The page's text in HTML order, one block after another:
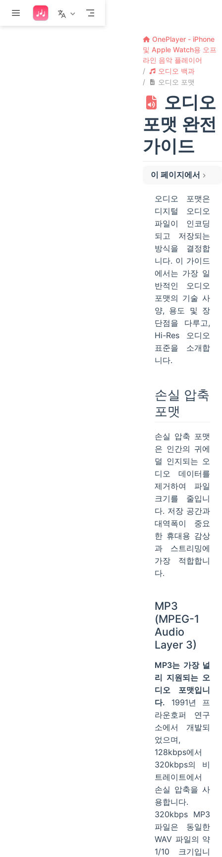
본문으로 건너뛰기
OnePlayer - iPhone
및 Apple Watch용 오프
라인 음악 플레이어
오디오 백과
오디오 포맷
오디오
포맷 완전
가이드
이 페이지에서
OGG (Vorbis)
Opus
무손실 포맷
DSD (Direct Stream Digital)
DSF와 DFF
Hi-Res 오디오 표준
오디오 포맷은
디지털 오디오
파일이 인코딩
되고 저장되는
방식을 결정합
니다. 이 가이드
에서는 가장 일
반적인 오디오
포맷의 기술 사
양, 용도 및 장
단점을 다루고,
Hi-Res 오디오
표준을 소개합
니다.
손실 압축
포맷
손실 압축 포맷
은 인간의 귀에
덜 인지되는 오
디오 데이터를
제거하여 파일
크기를 줄입니
다. 저장 공간과
대역폭이 중요
한 휴대용 감상
과 스트리밍에
가장 적합합니
다.
MP3
(MPEG-1
Audio
Layer 3)
MP3는 가장 널
리 지원되는 오
디오 포맷입니
다. 1991년 프
라운호퍼 연구
소에서 개발되
었으며,
128kbps에서
320kbps의 비
트레이트에서
손실 압축을 사
용합니다.
320kbps MP3
파일은 동일한
WAV 파일의 약
1/10 크기입니